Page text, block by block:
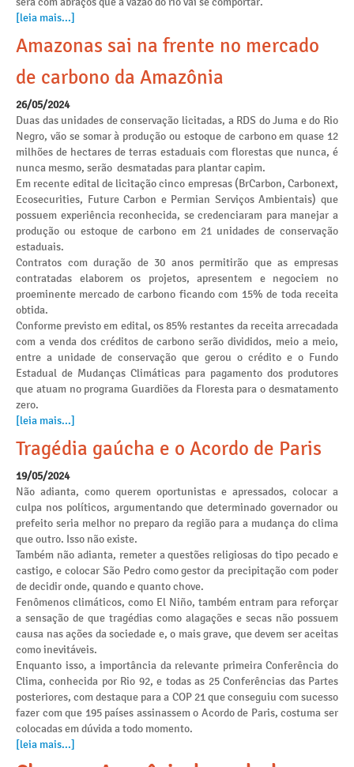
[leia mais...]
Amazonas sai na frente no mercado
de carbono da Amazônia
26/05/2024
Duas das unidades de conservação licitadas, a RDS do Juma e do Rio
Negro, vão se somar à produção ou estoque de carbono em quase 12
milhões de hectares de terras estaduais com florestas que nunca, é
nunca mesmo, serão desmatadas para plantar capim.
Em recente edital de licitação cinco empresas (BrCarbon, Carbonext,
Ecosecurities, Future Carbon e Permian Serviços Ambientais) que
possuem experiência reconhecida, se credenciaram para manejar a
produção ou estoque de carbono em 21 unidades de conservação
estaduais.
Contratos com duração de 30 anos permitirão que as empresas
contratadas elaborem os projetos, apresentem e negociem no
proeminente mercado de carbono ficando com 15% de toda receita
obtida.
Conforme previsto em edital, os 85% restantes da receita arrecadada
com a venda dos créditos de carbono serão divididos, meio a meio,
entre a unidade de conservação que gerou o crédito e o Fundo
Estadual de Mudanças Climáticas para pagamento dos produtores
que atuam no programa Guardiões da Floresta para o desmatamento
zero.
[leia mais...]
Tragédia gaúcha e o Acordo de Paris
19/05/2024
Não adianta, como querem oportunistas e apressados, colocar a
culpa nos políticos, argumentando que determinado governador ou
prefeito seria melhor no preparo da região para a mudança do clima
que outro. Isso não existe.
Também não adianta, remeter a questões religiosas do tipo pecado e
castigo, e colocar São Pedro como gestor da precipitação com poder
de decidir onde, quando e quanto chove.
Fenômenos climáticos, como El Niño, também entram para reforçar
a sensação de que tragédias como alagações e secas não possuem
causa nas ações da sociedade e, o mais grave, que devem ser aceitas
como inevitáveis.
Enquanto isso, a importância da relevante primeira Conferência do
Clima, conhecida por Rio 92, e todas as 25 Conferências das Partes
posteriores, com destaque para a COP 21 que conseguiu com sucesso
fazer com que 195 países assinassem o Acordo de Paris, costuma ser
colocadas em dúvida a todo momento.
[leia mais...]